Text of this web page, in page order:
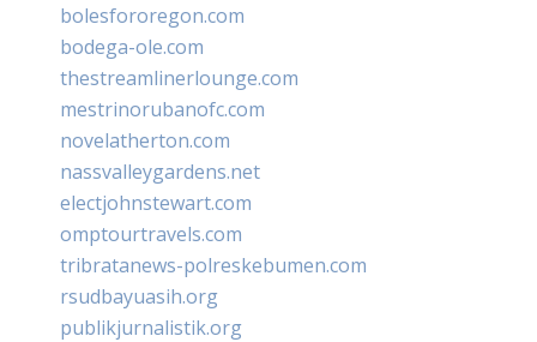
bolesfororegon.com
bodega-ole.com
thestreamlinerlounge.com
mestrinorubanofc.com
novelatherton.com
nassvalleygardens.net
electjohnstewart.com
omptourtravels.com
tribratanews-polreskebumen.com
rsudbayuasih.org
publikjurnalistik.org